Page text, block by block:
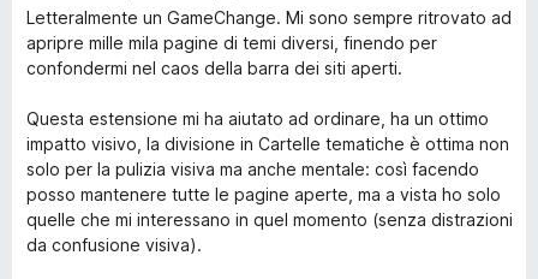
r
5
5
s
u
5
o
t
é
s
u
r
5
Letteralmente un GameChange. Mi sono sempre ritrovato ad
apripre mille mila pagine di temi diversi, finendo per
confondermi nel caos della barra dei siti aperti.
Questa estensione mi ha aiutato ad ordinare, ha un ottimo
impatto visivo, la divisione in Cartelle tematiche è ottima non
solo per la pulizia visiva ma anche mentale: così facendo
posso mantenere tutte le pagine aperte, ma a vista ho solo
quelle che mi interessano in quel momento (senza distrazioni
da confusione visiva).